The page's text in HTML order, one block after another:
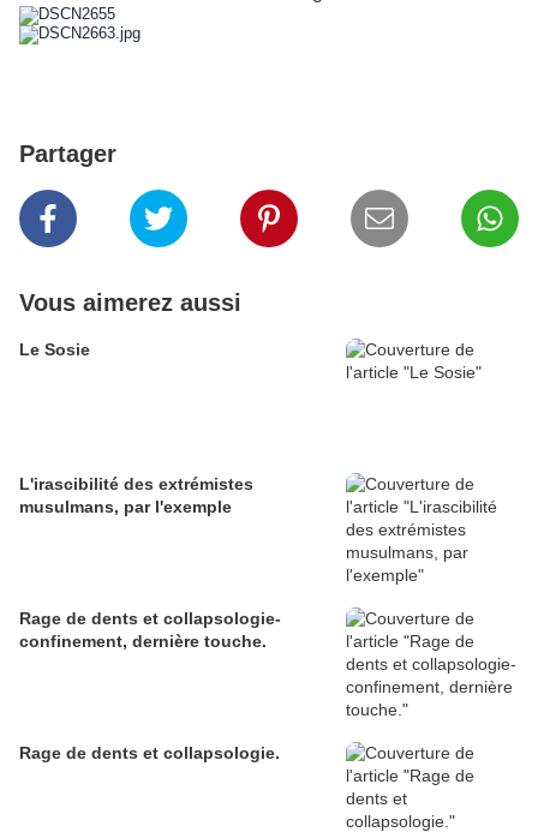
Partager
Vous aimerez aussi
Le Sosie
L'irascibilité des extrémistes
musulmans, par l'exemple
Rage de dents et collapsologie-
confinement, dernière touche.
Rage de dents et collapsologie.